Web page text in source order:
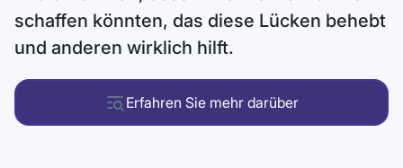
schaffen könnten, das diese Lücken behebt
und anderen wirklich hilft.
Erfahren Sie mehr darüber